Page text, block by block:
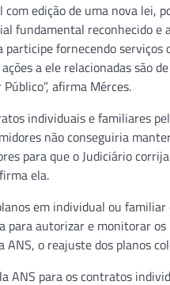
edição de uma nova lei,
fundamental reconhecido e
fornecendo
a ele relacionadas são
afirma Mérces.
individuais e familiares
não conseguiria
para que o Judiciário
ela.
em individual ou
autorizar e monitorar
o reajuste dos planos
ANS para os contratos